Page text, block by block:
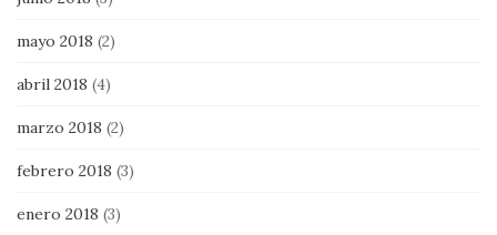
mayo 2018 (2)
abril 2018 (4)
marzo 2018 (2)
febrero 2018 (3)
enero 2018 (3)